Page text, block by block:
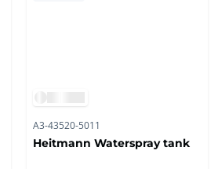
A3-43520-5011
Heitmann Waterspray tank